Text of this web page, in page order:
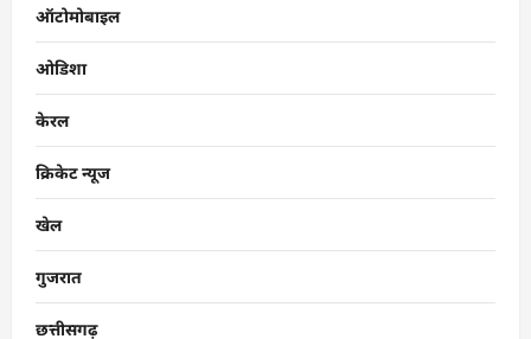
ऑटोमोबाइल
ओडिशा
केरल
क्रिकेट न्यूज
खेल
गुजरात
छत्तीसगढ़